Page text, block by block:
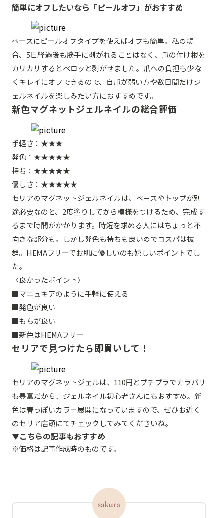
簡単にオフしたいなら「ピールオフ」がおすすめ
ベースにピールオフタイプを使えばオフも簡単。私の場
合、5日経過後も勝手に剥がれることはなく、爪の付け根を
カリカリするとペロッと剥がせました。爪への負担も少な
くキレイにオフできるので、自爪が弱い方や数日間だけジ
ェルネイルを楽しみたい方におすすめです。
新色マグネットジェルネイルの総合評価
手軽さ：★★★
発色：★★★★★
持ち：★★★★★
優しさ：★★★★★
セリアのマグネットジェルネイルは、ベースやトップが別
途必要なのと、2度塗りしてから模様をつけるため、完成す
るまで時間がかかります。時短を求める人にはちょっと不
向きな部分も。しかし発色も持ちも良いのでコスパは抜
群。HEMAフリーでお肌に優しいのも嬉しいポイントでし
た。
〈良かったポイント〉
■マニュキアのように手軽に使える
■発色が良い
■もちが良い
■新色はHEMAフリー
セリアで見つけたら即買いして！
セリアのマグネットジェルは、110円とプチプラでカラバリ
も豊富だから、ジェルネイル初心者さんにもおすすめ。新
色は春っぽいカラー展開になっていますので、ぜひお近く
のセリア店頭にてチェックしてみてくださいね。
▼こちらの記事もおすすめ
※価格は記事作成時のものです。